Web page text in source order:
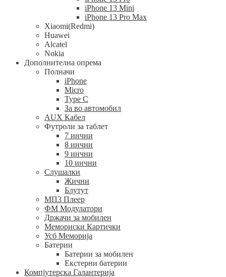
iPhone 13 Mini
iPhone 13 Pro Max
Xiaomi(Redmi)
Huawei
Alcatel
Nokia
Дополнителна опрема
Полначи
iPhone
Micro
Type C
За во автомобил
AUX Кабел
Футроли за таблет
7 инчни
8 инчни
9 инчни
10 инчни
Слушалки
Жични
Блутут
МП3 Плеер
ФМ Модулатори
Држачи за мобилен
Мемориски Картички
Усб Меморија
Батерии
Батерии за мобилен
Екстерни батерии
Компјутерска Галантерија